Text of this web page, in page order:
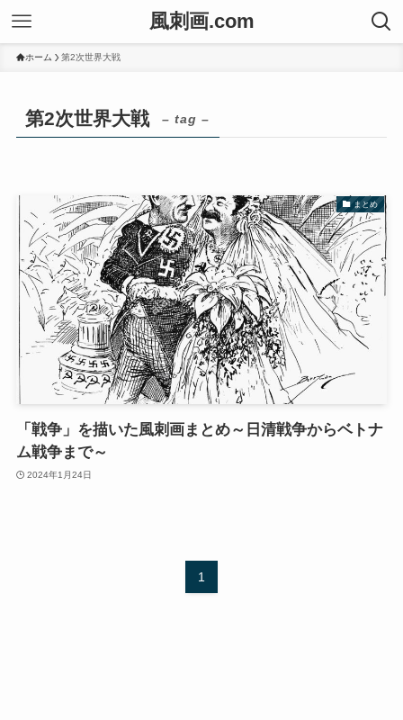
風刺画.com
ホーム 第2次世界大戦
第2次世界大戦 – tag –
まとめ
「戦争」を描いた風刺画まとめ～日清戦争からベトナ
ム戦争まで～
2024年1月24日
1